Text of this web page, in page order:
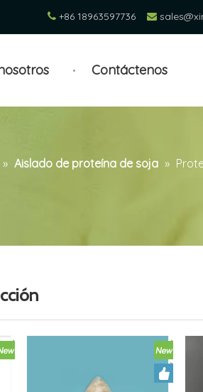
 +86 18963597736 
Contáctenos
» Aislado de proteína de soja »